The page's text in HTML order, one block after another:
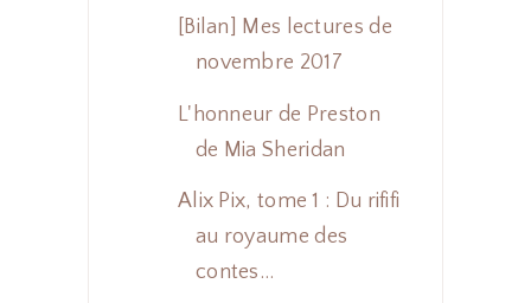
[Bilan] Mes lectures de
novembre 2017
L'honneur de Preston
de Mia Sheridan
Alix Pix, tome 1 : Du rififi
au royaume des
contes...